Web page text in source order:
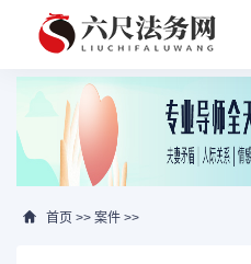
首页 >> 案件 >>